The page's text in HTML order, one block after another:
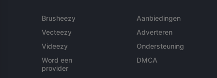
Brusheezy
Vecteezy
Videezy
Word een
provider
Aanbiedingen
Adverteren
Ondersteuning
DMCA